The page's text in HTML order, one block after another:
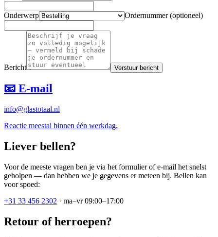
Onderwerp Ordernummer (optioneel)
Bericht Verstuur bericht
📧 E-mail
info@glastotaal.nl
Reactie meestal binnen één werkdag.
Liever bellen?
Voor de meeste vragen ben je via het formulier of e-mail het snelst
geholpen — dan hebben we je gegevens er meteen bij. Bellen kan
voor spoed:
+31 33 456 2302 · ma–vr 09:00–17:00
Retour of herroepen?